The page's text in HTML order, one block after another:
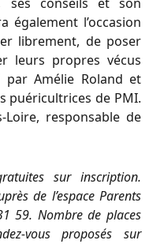
également l’occasion
librement, de poser
leurs propres vécus
par Amélie Roland et
puéricultrices de PMI.
Loire, responsable de
sur inscription.
de l’espace Parents
59. Nombre de places
vous proposés sur